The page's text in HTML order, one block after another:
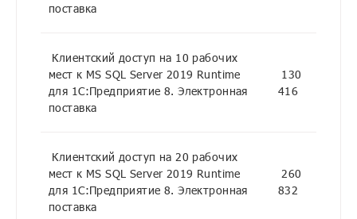
поставка
Клиентский доступ на 10 рабочих
мест к MS SQL Server 2019 Runtime
для 1С:Предприятие 8. Электронная
поставка
130
416
Клиентский доступ на 20 рабочих
мест к MS SQL Server 2019 Runtime
для 1С:Предприятие 8. Электронная
поставка
260
832